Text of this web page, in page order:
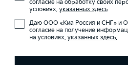
согласие на обработку своих
условиях, указанных здесь
Даю ООО «Киа Россия и СНГ» и
согласие на получение
на условиях, указанных здесь.